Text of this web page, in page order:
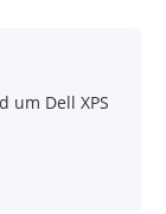
um Dell XPS